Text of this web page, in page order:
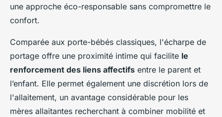
une approche éco-responsable sans compromettre le
confort.
Comparée aux porte-bébés classiques, l'écharpe de
portage offre une proximité intime qui facilite le
renforcement des liens affectifs entre le parent et
l’enfant. Elle permet également une discrétion lors de
l'allaitement, un avantage considérable pour les
mères allaitantes recherchant à combiner mobilité et